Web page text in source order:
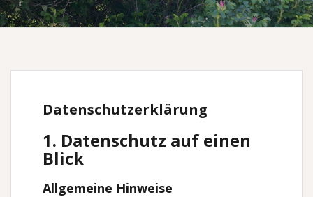
Datenschutz­erklärung
1. Datenschutz auf einen
Blick
Allgemeine Hinweise